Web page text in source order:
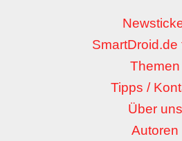
SmartDroid.de
Themen
Tipps /
Über uns
Autoren